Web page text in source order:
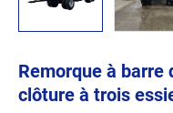
Remorque à
clôture à trois